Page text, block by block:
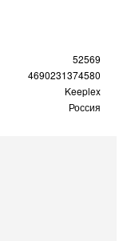
52569
4690231374580
Keeplex
Россия